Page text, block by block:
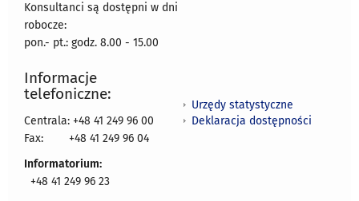
Konsultanci są dostępni w dni
robocze:
pon.- pt.: godz. 8.00 - 15.00
Informacje
telefoniczne:
Centrala: +48 41 249 96 00
Fax:
+48 41 249 96 04
Informatorium:
+48 41 249 96 23
Urzędy statystyczne
Deklaracja dostępności